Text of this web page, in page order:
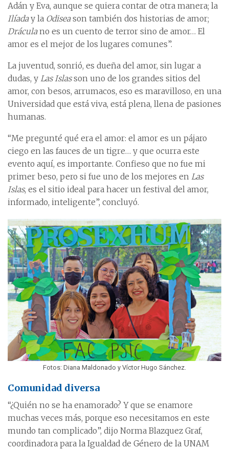
Adán y Eva, aunque se quiera contar de otra manera; la
Ilíaday la Odiseason también dos historias de amor;
Dráculano es un cuento de terror sino de amor… El
amor es el mejor de los lugares comunes”.
La juventud, sonrió, es dueña del amor, sin lugar a
dudas, y Las Islasson uno de los grandes sitios del
amor, con besos, arrumacos, eso es maravilloso, en una
Universidad que está viva, está plena, llena de pasiones
humanas.
“Me pregunté qué era el amor: el amor es un pájaro
ciego en las fauces de un tigre… y que ocurra este
evento aquí, es importante. Confieso que no fue mi
primer beso, pero si fue uno de los mejores en Las
Islas, es el sitio ideal para hacer un festival del amor,
informado, inteligente”, concluyó.
Fotos: Diana Maldonado y Víctor Hugo Sánchez.
Comunidad diversa
“¿Quién no se ha enamorado? Y que se enamore
muchas veces más, porque eso necesitamos en este
mundo tan complicado”, dijo Norma Blazquez Graf,
coordinadora para la Igualdad de Género de la UNAM